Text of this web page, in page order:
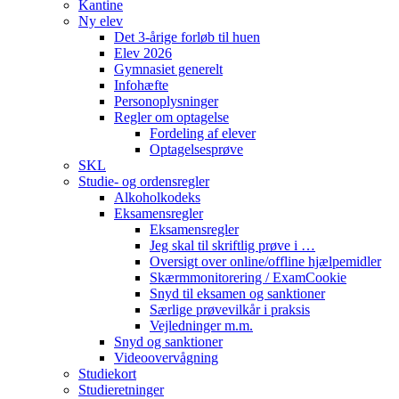
Kantine
Ny elev
Det 3-årige forløb til huen
Elev 2026
Gymnasiet generelt
Infohæfte
Personoplysninger
Regler om optagelse
Fordeling af elever
Optagelsesprøve
SKL
Studie- og ordensregler
Alkoholkodeks
Eksamensregler
Eksamensregler
Jeg skal til skriftlig prøve i …
Oversigt over online/offline hjælpemidler
Skærmmonitorering / ExamCookie
Snyd til eksamen og sanktioner
Særlige prøvevilkår i praksis
Vejledninger m.m.
Snyd og sanktioner
Videoovervågning
Studiekort
Studieretninger